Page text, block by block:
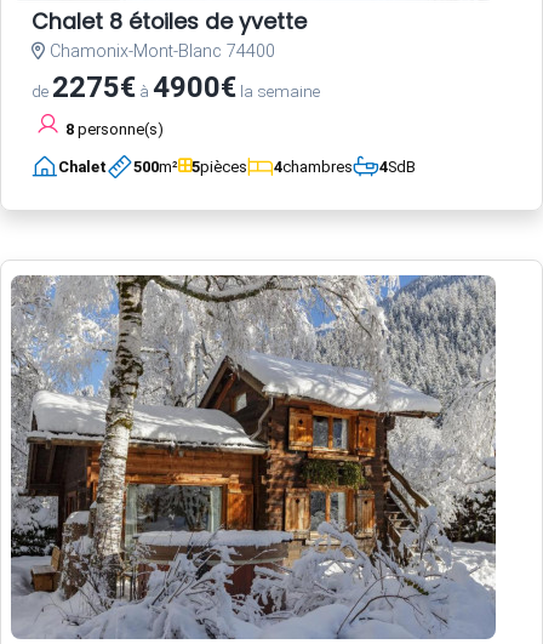
Chalet 8 étoiles de yvette
Chamonix-Mont-Blanc 74400
de 2275€ à 4900€ la semaine
8 personne(s)
Chalet 500m² 5pièces 4chambres 4SdB